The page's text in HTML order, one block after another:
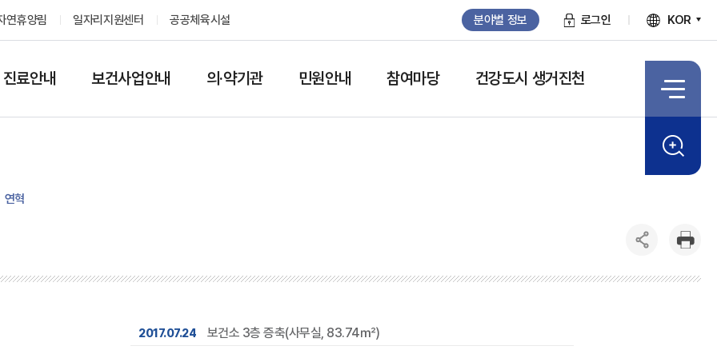
연휴양림 일자리지원센터 공공체육시설 분야별 정보 로그인 KOR
진료안내 보건사업안내 의·약기관 민원안내 참여마당 건강도시 생거진천
연혁
2017.07.24 보건소 3층 증축(사무실, 83.74㎡)